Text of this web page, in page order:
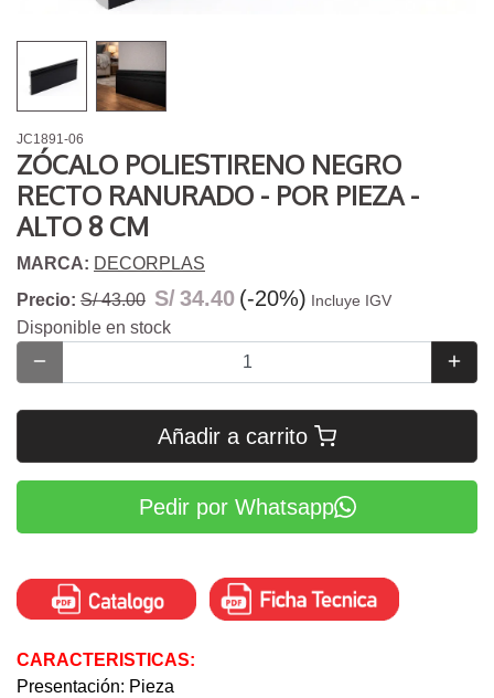
JC1891-06
ZÓCALO POLIESTIRENO NEGRO
RECTO RANURADO - POR PIEZA -
ALTO 8 CM
MARCA: DECORPLAS
Precio: S/ 43.00 S/34.40 (-20%) Incluye IGV
Disponible en stock
Añadir a carrito
Pedir por Whatsapp
CARACTERISTICAS:
Presentación: Pieza